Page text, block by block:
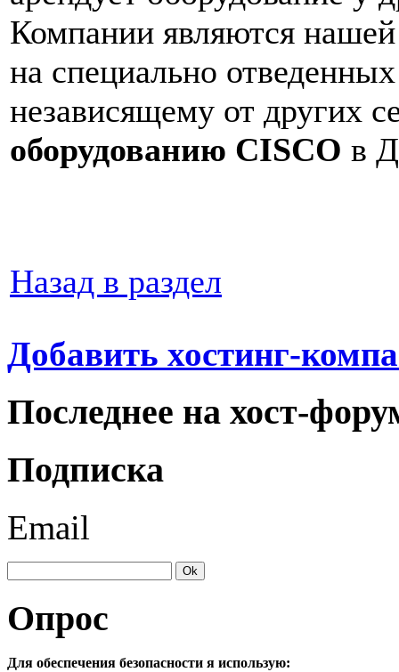
Компании являются
на специально
независящему от других
оборудованию CISCO в
Назад в раздел
Добавить хостинг-
Последнее на хост-
Подписка
Email
Опрос
Для обеспечения безопасности я использую: